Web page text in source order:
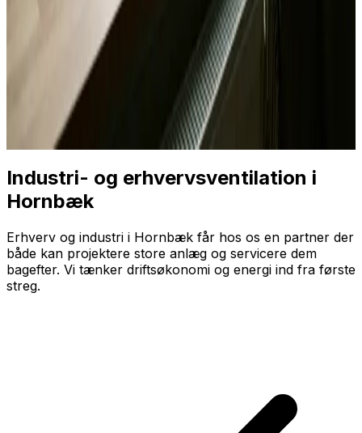
Industri- og erhvervsventilation i
Hornbæk
Erhverv og industri i Hornbæk får hos os en partner der
både kan projektere store anlæg og servicere dem
bagefter. Vi tænker driftsøkonomi og energi ind fra første
streg.